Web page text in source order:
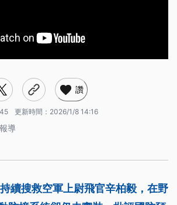
讚
更新時間： 2026/1/8 14:16
導
續搜救空軍上尉飛官辛柏毅，在野